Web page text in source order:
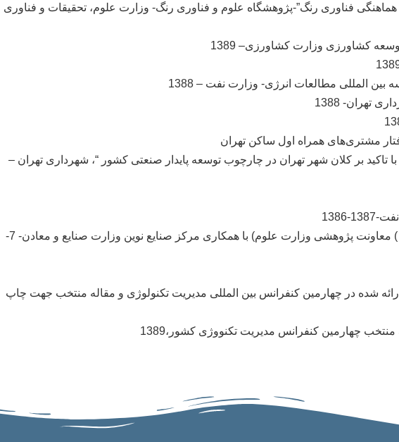
فناوری رنگ”-پژوهشگاه علوم و فناوری رنگ- وزارت علوم، تحقیقات و فناوری
کشاورزی وزارت کشاورزی– 1389
المللی مطالعات انرژی- وزارت نفت – 1388
1388
تاکيد بر کلان شهر تهران در چارچوب توسعه پایدار صنعتی کشور “، شهرداری تهران –
1386
همکار در پروژه “پایلوت آینده‌نگاری مناسب‌ترین فناوری‌های ایران 1404″مرکز تحقیقات سیاست علمی کشور ) معاونت پژوهشی وزارت علوم) با همکاری مرکز صنایع نوین وزارت صنایع و معادن- 7-
شده در چهارمین کنفرانس بین المللی مدیریت تکنولوژی و مقاله منتخب جهت چاپ
چهارمین کنفرانس مدیریت تکنووژی کشور،1389